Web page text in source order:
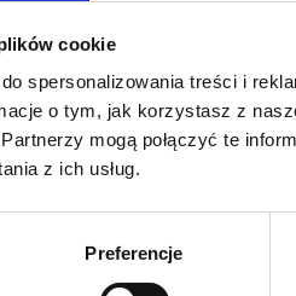
cookie
spersonalizowania treści i
o tym, jak korzystasz z
mogą połączyć te
z ich usług.
Preferencje
+48 577 333 077
NUMER KONTA DO WPŁAT:
81 1090 2398 0000 0001 0191 1368